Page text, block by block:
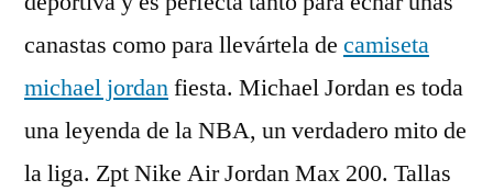
canastas como para llevártela de camiseta
michael jordanfiesta. Michael Jordan es toda
una leyenda de la NBA, un verdadero mito de
la liga. Zpt Nike Air Jordan Max 200. Tallas